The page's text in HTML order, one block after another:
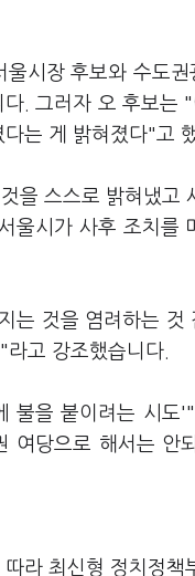
시장 후보와 수도
. 그러자 오 후보는
는 게 밝혀졌다"고
을 스스로 밝혀냈고
울시가 사후 조치를
는 것을 염려하는 것
고 강조했습니다.
을 붙이려는 시도
여당으로 해서는 안
라 최신형 정치정책